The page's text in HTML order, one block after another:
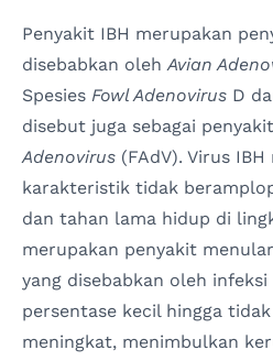
Penyakit IBH merupakan
disebabkan olehAvian
Spesies Fowl Adenovirus D
disebut juga sebagai
Adenovirus (FAdV). Virus
karakteristik tidak
dan tahan lama hidup di
merupakan penyakit
yang disebabkan oleh infeksi
persentase kecil hingga
meningkat, menimbulkan